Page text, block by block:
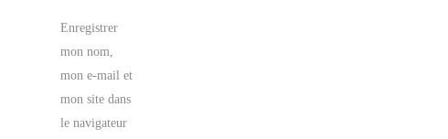
Enregistrer
mon nom,
mon e-mail et
mon site dans
le navigateur